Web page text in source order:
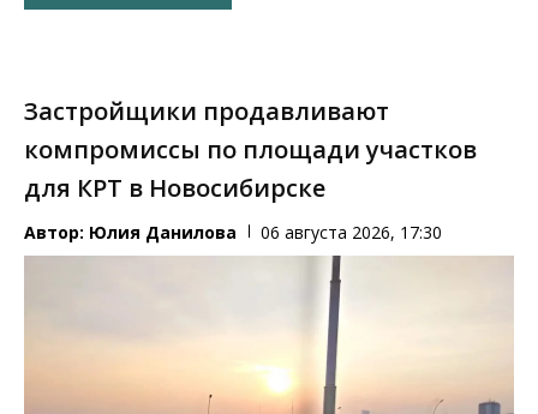
Застройщики продавливают
компромиссы по площади участков
для КРТ в Новосибирске
Автор: Юлия Данилова 06 августа 2026, 17:30